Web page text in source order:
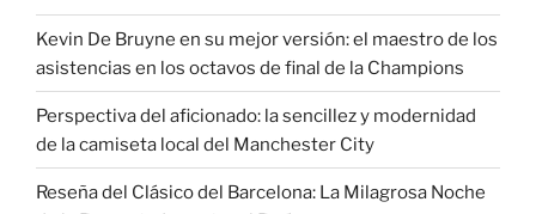
Kevin De Bruyne en su mejor versión: el maestro de los
asistencias en los octavos de final de la Champions
Perspectiva del aficionado: la sencillez y modernidad
de la camiseta local del Manchester City
Reseña del Clásico del Barcelona: La Milagrosa Noche